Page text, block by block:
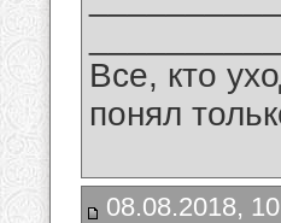
Все, кто
понял
08.08.2018,